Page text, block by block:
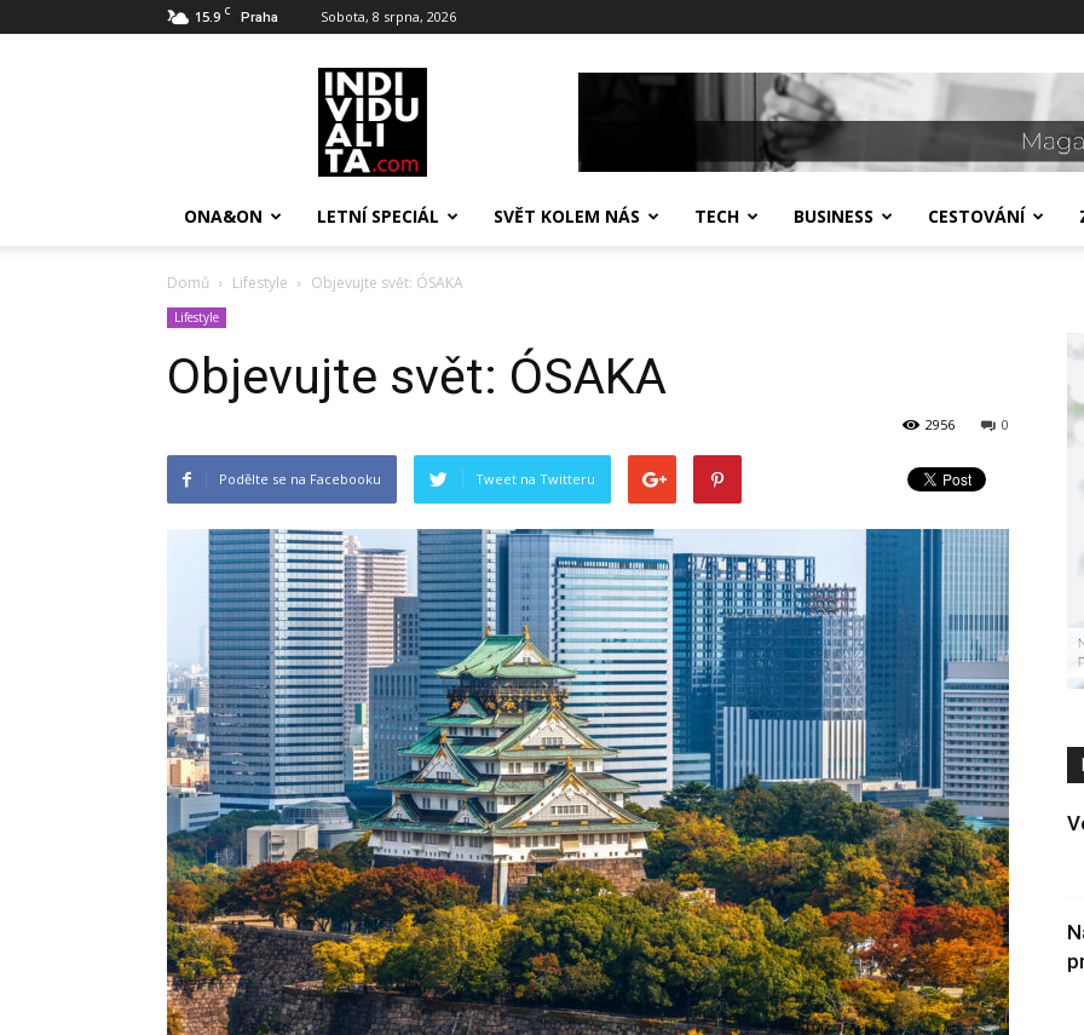
15.9 C Praha Sobota, 8 srpna, 2026
INDIVIDUALITA
ONA&ON LETNÍ SPECIÁL SVĚT KOLEM NÁS TECH BUSINESS CESTOVÁNÍ
Domů Lifestyle Objevujte svět: ÓSAKA
Lifestyle
Objevujte svět: ÓSAKA
0
2956
Podělte se na Facebooku Tweet na Twitteru